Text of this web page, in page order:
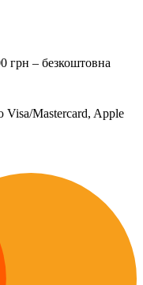
грн – безкоштовна
Mastercard, Apple